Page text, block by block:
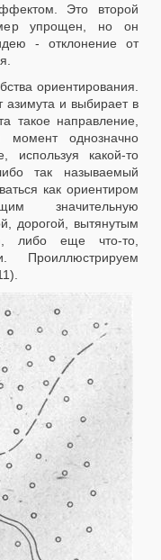
Это второй
упрощен, но он
- отклонение от
ориентирования.
азимута и выбирает в
такое направление,
однозначно
используя какой-то
так называемый
как ориентиром
значительную
дорогой, вытянутым
либо еще что-то,
Проиллюстрируем